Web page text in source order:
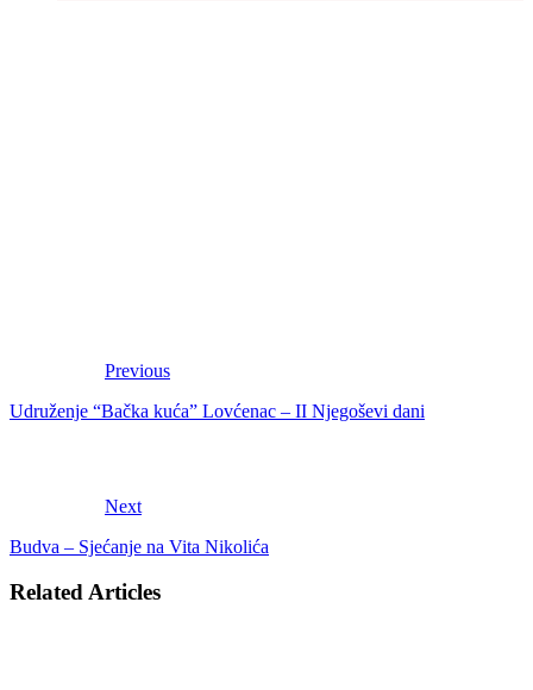
Previous
Udruženje “Bačka kuća” Lovćenac – II Njegoševi dani
Next
Budva – Sjećanje na Vita Nikolića
Related Articles